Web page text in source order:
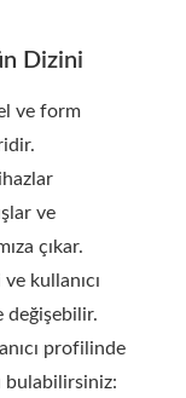
Dizini
ve form
ve
çıkar.
kullanıcı
değişebilir.
profilinde
bulabilirsiniz: